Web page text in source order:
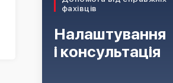
фахівців
Налаштування
і консультація